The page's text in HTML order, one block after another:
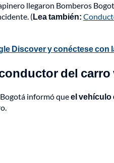
llegaron Bomberos
(Lea también:
Discover y conéctese
del
informó queel vehículo